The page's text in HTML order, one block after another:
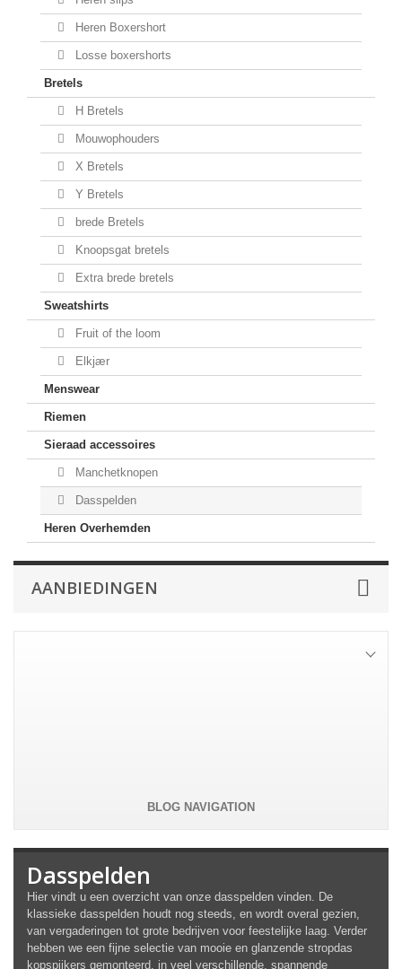
Heren Boxershort
Losse boxershorts
Bretels
H Bretels
Mouwophouders
X Bretels
Y Bretels
brede Bretels
Knoopsgat bretels
Extra brede bretels
Sweatshirts
Fruit of the loom
Elkjær
Menswear
Riemen
Sieraad accessoires
Manchetknopen
Dasspelden
Heren Overhemden
AANBIEDINGEN
BLOG NAVIGATION
Dasspelden
Hier vindt u een overzicht van onze dasspelden vinden. De
klassieke dasspelden houdt nog steeds, en wordt overal gezien,
van vergaderingen tot grote bedrijven voor feestelijke laag. Verder
hebben we een fijne selectie van mooie en glanzende stropdas
kopspijkers gemonteerd, in veel verschillende, spannende